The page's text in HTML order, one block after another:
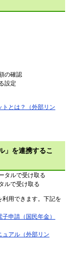
の確認
設定
トとは？（外部リン
」を連携するこ
タルで受け取る
ルで受け取る
用できます。下記を
申請（国民年金）
ュアル（外部リン